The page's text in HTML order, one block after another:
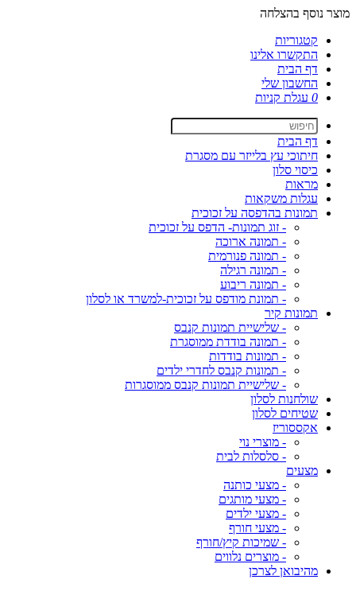
מוצר נוסף בהצלחה
קטגוריות
התקשרו אלינו
דף הבית
החשבון שלי
0 עגלת קניות
דף הבית
חיתוכי עץ בלייזר עם מסגרת
כיסוי סלון
מראות
עגלות משקאות
תמונות בהדפסה על זכוכית
- זוג תמונות- הדפס על זכוכית
- תמונה ארוכה
- תמונה פנורמית
- תמונה רגילה
- תמונה ריבוע
- תמונת מודפס על זכוכית-למשרד או לסלון
תמונות קיר
- שלישיית תמונות קנבס
- תמונה בודדת ממוסגרת
- תמונות בודדות
- תמונות קנבס לחדרי ילדים
- שלישיית תמונות קנבס ממוסגרות
שולחנות לסלון
שטיחים לסלון
אקססוריז
- מוצרי נוי
- סלסלות לבית
מצעים
- מצעי כותנה
- מצעי מותגים
- מצעי ילדים
- מצעי חורף
- שמיכות קיץ/חורף
- מוצרים נלווים
מהיבואן לצרכן